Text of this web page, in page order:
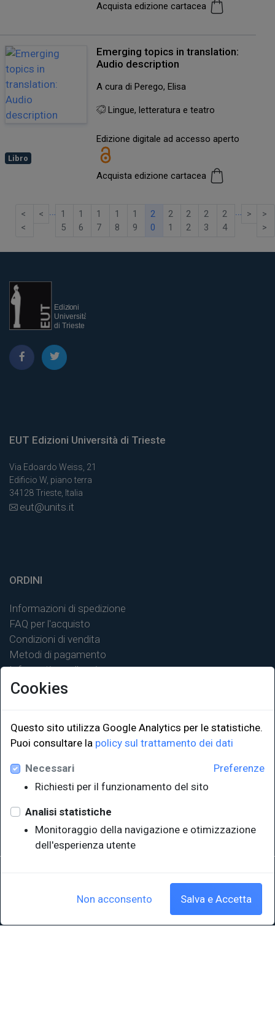
Acquista edizione cartacea
Libro
Emerging topics in translation:
Audio description
A cura di Perego, Elisa
Lingue, letteratura e teatro
Edizione digitale ad accesso aperto
Acquista edizione cartacea
<
<
< … 1
5
1
6
1
7
1
8
1
9
2
0
2
1
2
2
2
3
2
4
… >
>
>
EUT Edizioni Università di Trieste
Via Edoardo Weiss, 21
Edificio W, piano terra
34128 Trieste, Italia
eut@units.it
ORDINI
Informazioni di spedizione
FAQ per l'acquisto
Condizioni di vendita
Metodi di pagamento
Informativa sulla privacy
LINK ISTITUZIONALI
Università degli Studi di Trieste
Sistema Bibliotecario di Ateneo
EUT in cifre
P.IVA 00211830328 - C.F. 80013890324 - P.E.C.: ateneo@pec.units.it
Cookies
Questo sito utilizza Google Analytics per le statistiche.
Puoi consultare la policy sul trattamento dei dati
Preferenze
Necessari
Richiesti per il funzionamento del sito
Analisi statistiche
Monitoraggio della navigazione e otimizzazione
dell'esperienza utente
Non acconsento Salva e Accetta